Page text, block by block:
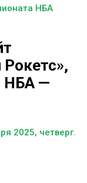
НБА
Рокетс»,
НБА —
2025, четверг.